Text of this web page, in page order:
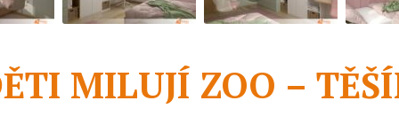
MILUJÍ ZOO –